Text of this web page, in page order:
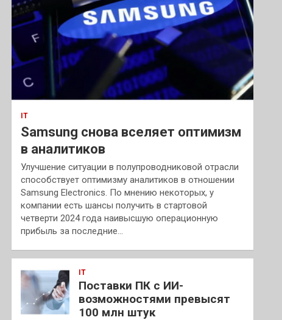
IT
Samsung снова вселяет оптимизм
в аналитиков
Улучшение ситуации в полупроводниковой отрасли
способствует оптимизму аналитиков в отношении
Samsung Electronics. По мнению некоторых, у
компании есть шансы получить в стартовой
четверти 2024 года наивысшую операционную
прибыль за последние…
IT
Поставки ПК с ИИ-
возможностями превысят
100 млн штук